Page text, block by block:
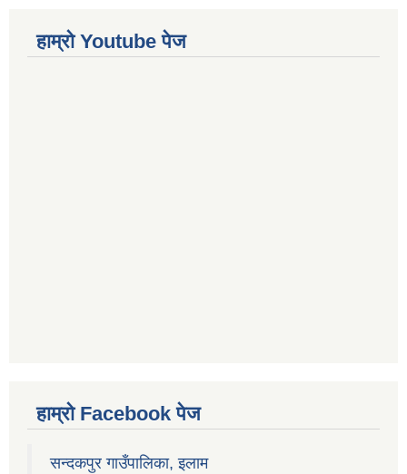
हाम्रो Youtube पेज
हाम्रो Facebook पेज
सन्दकपुर गाउँपालिका, इलाम